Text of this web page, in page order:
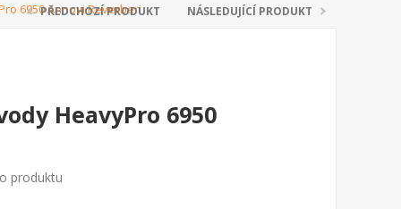
6950 Annovi Reverberi
PŘEDCHOZÍ PRODUKT NÁSLEDUJÍCÍ PRODUKT
HeavyPro 6950
produktu